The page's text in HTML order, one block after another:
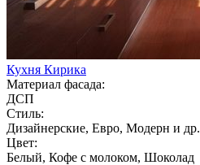
Кухня Кирика
Материал фасада:
ДСП
Стиль:
Дизайнерские, Евро, Модерн и др.
Цвет:
Белый, Кофе с молоком, Шоколад